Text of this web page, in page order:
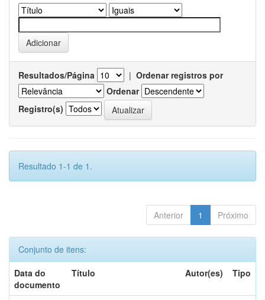
Resultados/Página | Ordenar registros por
Ordenar
Registro(s)
Resultado 1-1 de 1.
Anterior 1 Próximo
Conjunto de itens:
Data do
documento
Título Autor(es) Tipo